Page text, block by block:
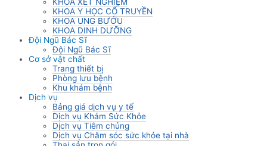
KHOA Y HỌC CỔ TRUYỀN
KHOA UNG BƯỚU
KHOA DINH DƯỠNG
Đội Ngũ Bác Sĩ
Đội Ngũ Bác Sĩ
Cơ sở vật chất
Trang thiết bị
Phòng lưu bệnh
Khu khám bệnh
Dịch vụ
Bảng giá dịch vụ y tế
Dịch vụ Khám Sức Khỏe
Dịch vụ Tiêm chủng
Dịch vụ Chăm sóc sức khỏe tại nhà